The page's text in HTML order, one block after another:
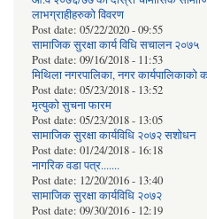
लाभग्राहीहरुको विवरण
Post date: 05/22/2020 - 09:55
सामाजिक सुरक्षा कार्य विधि स‌चालन २०७५
Post date: 09/16/2018 - 11:53
मिथिला नगरपालिका, नगर कार्यपालिकाको
Post date: 05/23/2018 - 13:52
मृत्युको सुचना फारम
Post date: 05/23/2018 - 13:05
सामाजिक सुरक्षा कार्यविधि २०७२ स‌शाेधन
Post date: 01/24/2018 - 16:18
नागरिक वडा पत्र.......
Post date: 12/20/2016 - 13:40
सामाजिक सुरक्षा कार्यविधि २०७२
Post date: 09/30/2016 - 12:19